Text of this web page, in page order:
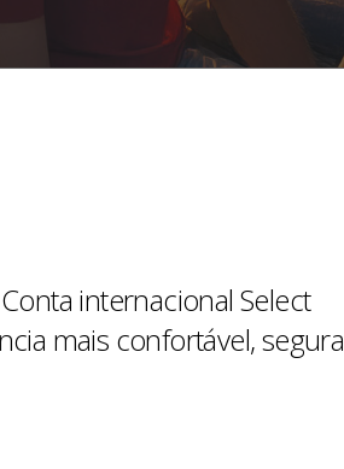
internacional Select
mais confortável, segura